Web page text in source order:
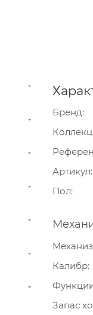
Бренд
Артикул
Пол
Калибр
Запас